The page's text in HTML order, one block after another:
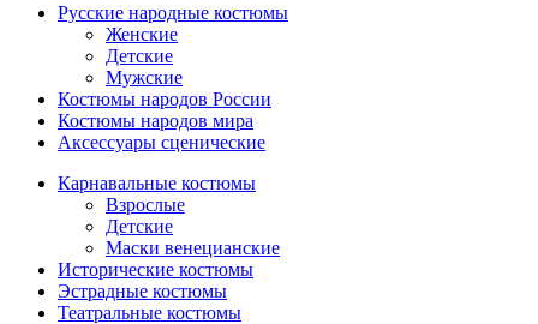
Русские народные костюмы
Женские
Детские
Мужские
Костюмы народов России
Костюмы народов мира
Аксессуары сценические
Карнавальные костюмы
Взрослые
Детские
Маски венецианские
Исторические костюмы
Эстрадные костюмы
Театральные костюмы